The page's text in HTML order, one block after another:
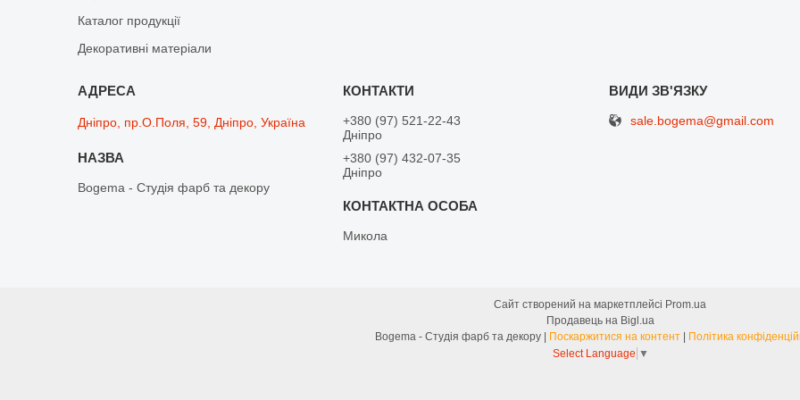
Каталог продукції
Декоративні матеріали
Дніпро, пр.О.Поля, 59, Дніпро, Україна
Bogema - Студія фарб та декору
+380 (97) 521-22-43
Дніпро
+380 (97) 432-07-35
Дніпро
Микола
sale.bogema@gmail.com
Сайт створений на маркетплейсі Prom.ua
Продавець на Bigl.ua
Поскаржитися на контент
Політика
Select Language ▼